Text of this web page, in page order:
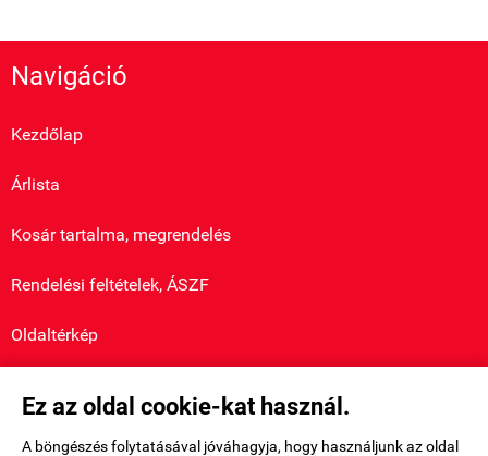
Ez az oldal cookie-kat használ.
A böngészés folytatásával jóváhagyja, hogy használjunk az oldal
Navigáció
Kezdőlap
Árlista
Kosár tartalma, megrendelés
Rendelési feltételek, ÁSZF
Oldaltérkép
Saját fiók